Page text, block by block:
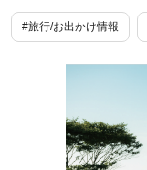
#旅行/お出かけ情報